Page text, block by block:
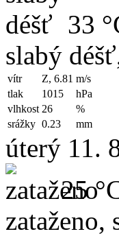
33
slabý
vítr Z, 6.81 m/s
tlak
1015
hPa
vlhkost 26
%
srážky 0.23 mm
úterý 11.
25
zataženo,